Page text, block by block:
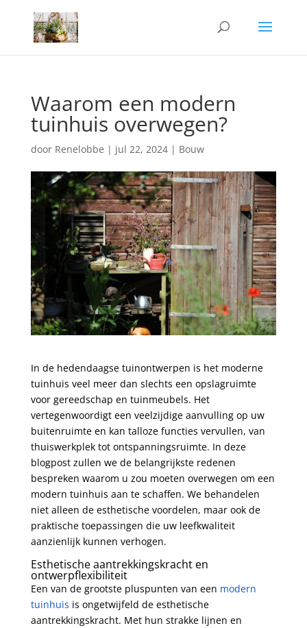
Waarom een modern
tuinhuis overwegen?
door Renelobbe | jul 22, 2024| Bouw
In de hedendaagse tuinontwerpen is het moderne
tuinhuis veel meer dan slechts een opslagruimte
voor gereedschap en tuinmeubels. Het
vertegenwoordigt een veelzijdige aanvulling op uw
buitenruimte en kan talloze functies vervullen, van
thuiswerkplek tot ontspanningsruimte. In deze
blogpost zullen we de belangrijkste redenen
bespreken waarom u zou moeten overwegen om een
modern tuinhuis aan te schaffen. We behandelen
niet alleen de esthetische voordelen, maar ook de
praktische toepassingen die uw leefkwaliteit
aanzienlijk kunnen verhogen.
Esthetische aantrekkingskracht en
ontwerpflexibiliteit
Een van de grootste pluspunten van een modern
tuinhuis is ongetwijfeld de esthetische
aantrekkingskracht. Met hun strakke lijnen en